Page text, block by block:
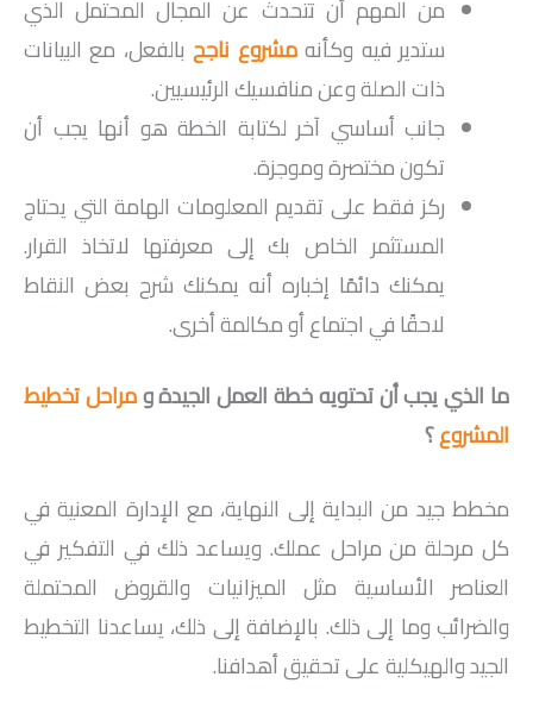
من المهم أن تتحدث عن المجال المحتمل الذي
ستدير فيه وكأنهمشروع ناجحبالفعل، مع البيانات
ذات الصلة وعن منافسيك الرئيسيين.
جانب أساسي آخر لكتابة الخطة هو أنها يجب أن
تكون مختصرة وموجزة.
ركز فقط على تقديم المعلومات الهامة التي يحتاج
المستثمر الخاص بك إلى معرفتها لاتخاذ القرار.
يمكنك دائمًا إخباره أنه يمكنك شرح بعض النقاط
لاحقًا في اجتماع أو مكالمة أخرى.
ما الذي يجب أن تحتويه خطة العمل الجيدة ومراحل تخطيط
المشروع؟
مخطط جيد من البداية إلى النهاية، مع الإدارة المعنية في
كل مرحلة من مراحل عملك. ويساعد ذلك في التفكير في
العناصر الأساسية مثل الميزانيات والقروض المحتملة
والضرائب وما إلى ذلك. بالإضافة إلى ذلك، يساعدنا التخطيط
الجيد والهيكلية على تحقيق أهدافنا.